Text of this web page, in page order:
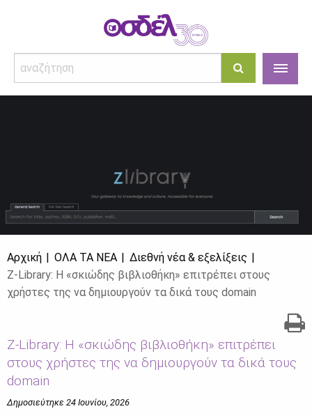
Αρχική ΌΛΑ ΤΑ ΝΈΑ
Διεθνή νέα & εξελίξεις
Z-Library: Η «σκιώδης βιβλιοθήκη» επιτρέπει στους
χρήστες της να δημιουργούν τα δικά τους domain
Z-Library: Η «σκιώδης βιβλιοθήκη» επιτρέπει
στους χρήστες της να δημιουργούν τα δικά τους
domain
Δημοσιεύτηκε 24 Ιουνίου, 2026